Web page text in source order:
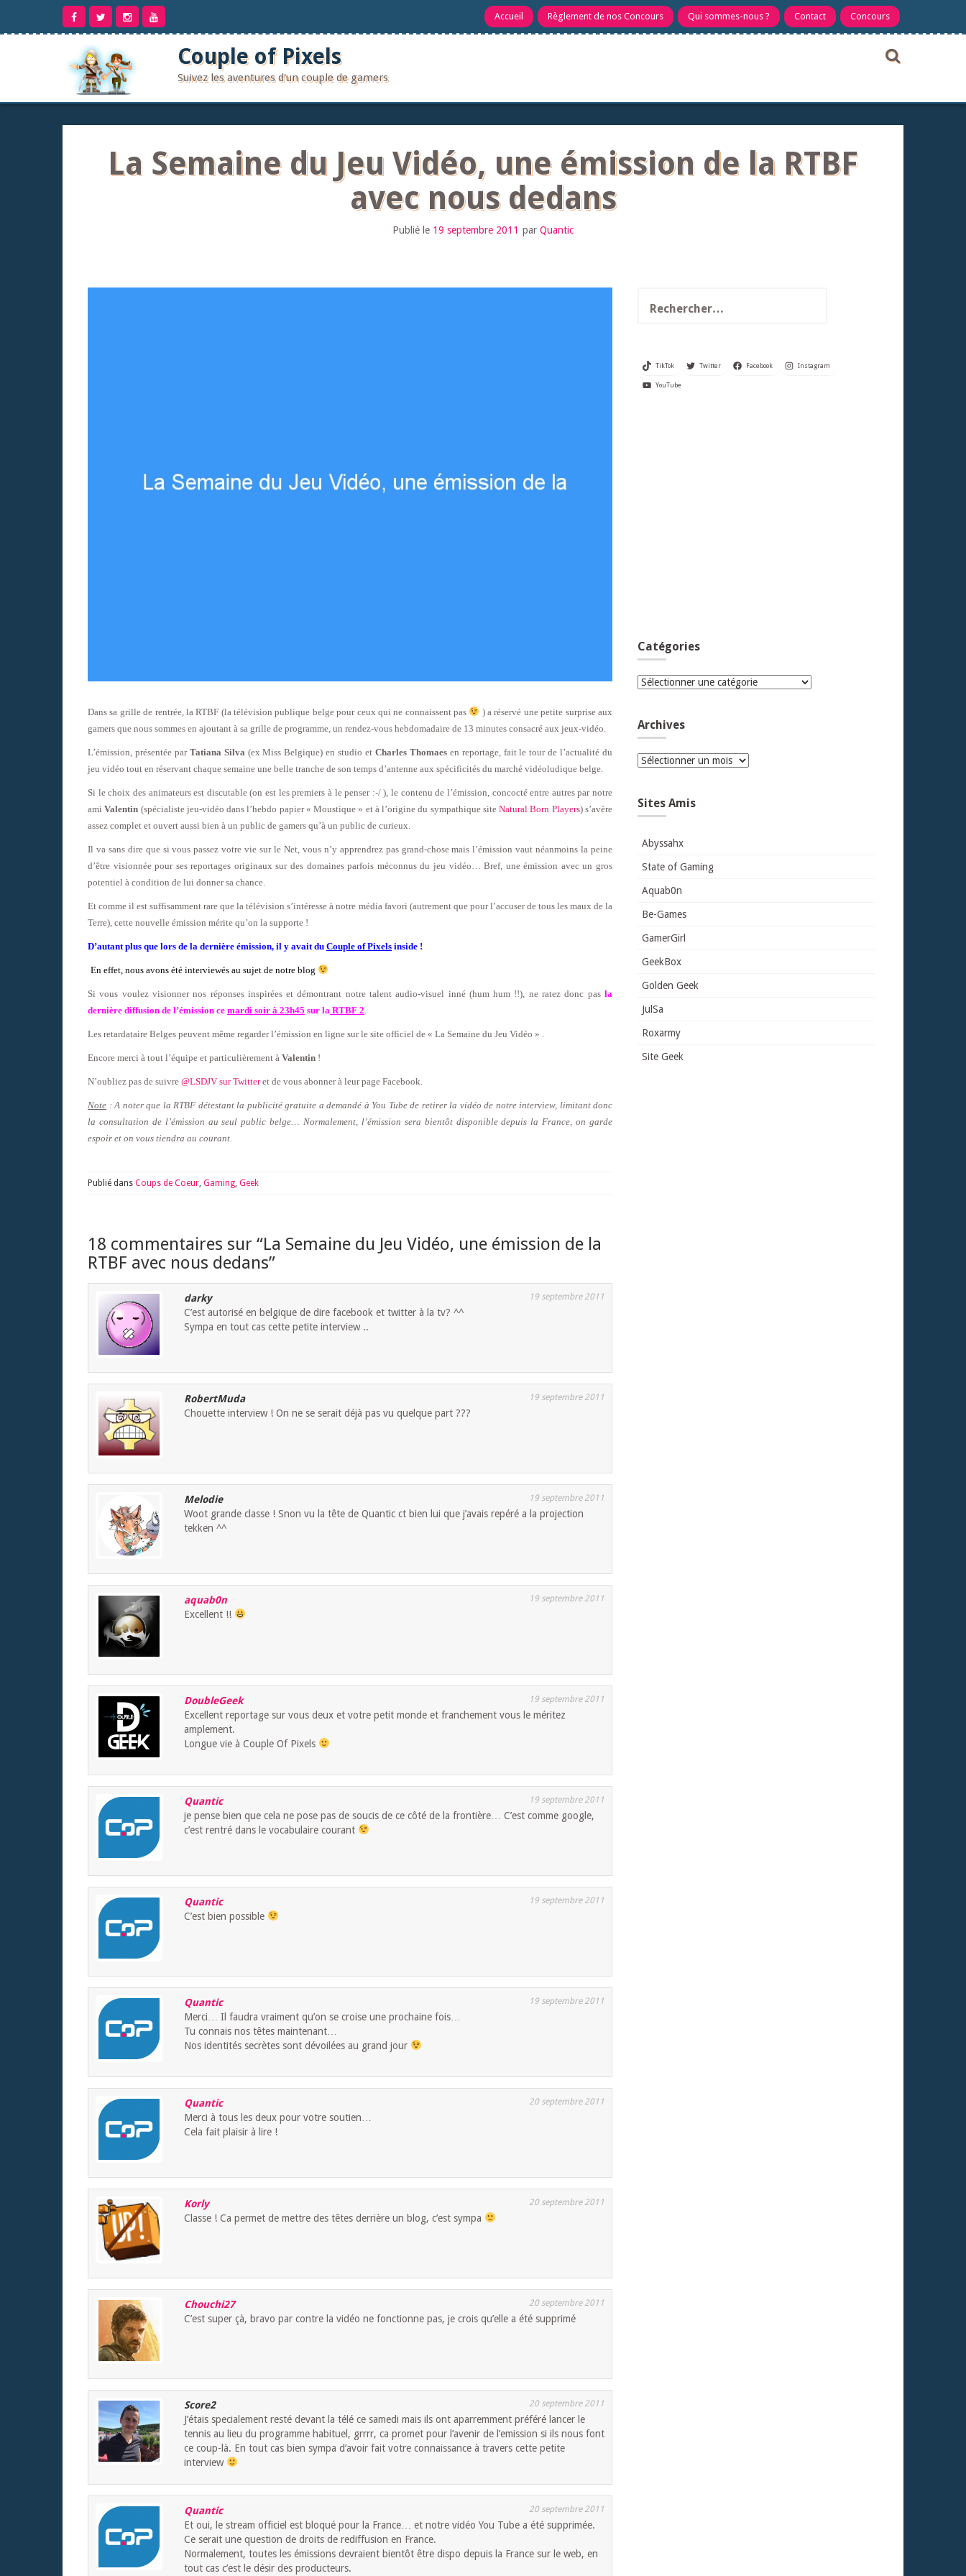
contenu
Accueil Règlement de nos Concours Qui sommes-nous ? Contact Concours
Couple of Pixels
Suivez les aventures d'un couple de gamers
La Semaine du Jeu Vidéo, une émission de la RTBF
avec nous dedans
Publié le 19 septembre 2011 par Quantic
Dans sa grille de rentrée, la RTBF (la télévision publique belge pour ceux qui ne connaissent pas
) a réservé une petite surprise aux
gamers que nous sommes en ajoutant à sa grille de programme, un rendez-vous hebdomadaire de 13 minutes consacré aux jeux-vidéo.
L’émission, présentée par Tatiana Silva (ex Miss Belgique) en studio et Charles Thomaesen reportage, fait le tour de l’actualité du
jeu vidéo tout en réservant chaque semaine une belle tranche de son temps d’antenne aux spécificités du marché vidéoludique belge.
Si le choix des animateurs est discutable (on est les premiers à le penser :-/ ), le contenu de l’émission, concocté entre autres par notre
amiValentin (spécialiste jeu-vidéo dans l’hebdo papier « Moustique » et à l’origine du sympathique siteNatural Born Players) s’avère
assez complet et ouvert aussi bien à un public de gamers qu’à un public de curieux.
Il va sans dire que si vous passez votre vie sur le Net, vous n’y apprendrez pas grand-chose mais l’émission vaut néanmoins la peine
d’être visionnée pour ses reportages originaux sur des domaines parfois méconnus du jeu vidéo… Bref, une émission avec un gros
potentiel à condition de lui donner sa chance.
Et comme il est suffisamment rare que la télévision s’intéresse à notre média favori (autrement que pour l’accuser de tous les maux de la
Terre), cette nouvelle émission mérite qu’on la supporte !
D’autant plus que lors de la dernière émission, il y avait du Couple of Pixels inside !
En effet, nous avons été interviewés au sujet de notre blog
Si vous voulez visionner nos réponses inspirées et démontrant notre talent audio-visuel inné (hum hum !!), ne ratez donc pas la
dernière diffusion de l’émission ce mardi soir à 23h45 sur la RTBF 2
Les retardataire Belges peuvent même regarder l’émission en ligne sur le site officiel de « La Semaine du Jeu Vidéo » .
Encore merci à tout l’équipe et particulièrement à Valentin !
N’oubliez pas de suivre @LSDJV sur Twitteret de vous abonner à leur page Facebook.
Note : A noter que la RTBF détestant la publicité gratuite a demandé à You Tube de retirer la vidéo de notre interview, limitant donc
la consultation de l’émission au seul public belge… Normalement, l’émission sera bientôt disponible depuis la France, on garde
espoir et on vous tiendra au courant.
Publié dans Coups de Coeur Gaming Geek
18 commentaires sur “La Semaine du Jeu Vidéo, une émission de la
RTBF avec nous dedans”
darky 19 septembre 2011
C’est autorisé en belgique de dire facebook et twitter à la tv? ^^
Sympa en tout cas cette petite interview ..
RobertMuda 19 septembre 2011
Chouette interview ! On ne se serait déjà pas vu quelque part ???
Melodie 19 septembre 2011
Woot grande classe ! Snon vu la tête de Quantic ct bien lui que j’avais repéré a la projection
tekken ^^
aquab0n 19 septembre 2011
Excellent !!
DoubleGeek 19 septembre 2011
Excellent reportage sur vous deux et votre petit monde et franchement vous le méritez
amplement.
Longue vie à Couple Of Pixels
Quantic 19 septembre 2011
je pense bien que cela ne pose pas de soucis de ce côté de la frontière… C’est comme google,
c’est rentré dans le vocabulaire courant
Quantic 19 septembre 2011
C’est bien possible
Quantic 19 septembre 2011
Merci… Il faudra vraiment qu’on se croise une prochaine fois…
Tu connais nos têtes maintenant…
Nos identités secrètes sont dévoilées au grand jour
Quantic 20 septembre 2011
Merci à tous les deux pour votre soutien…
Cela fait plaisir à lire !
Korly 20 septembre 2011
Classe ! Ca permet de mettre des têtes derrière un blog, c’est sympa
Chouchi27 20 septembre 2011
C’est super çà, bravo par contre la vidéo ne fonctionne pas, je crois qu’elle a été supprimé
Score2 20 septembre 2011
J’étais specialement resté devant la télé ce samedi mais ils ont aparremment préféré lancer le
tennis au lieu du programme habituel, grrrr, ca promet pour l’avenir de l’emission si ils nous font
ce coup-là. En tout cas bien sympa d’avoir fait votre connaissance à travers cette petite
interview
Quantic 20 septembre 2011
Et oui, le stream officiel est bloqué pour la France… et notre vidéo You Tube a été supprimée.
Ce serait une question de droits de rediffusion en France.
Normalement, toutes les émissions devraient bientôt être dispo depuis la France sur le web, en
tout cas c’est le désir des producteurs.
TikTok Twitter Facebook Instagram
YouTube
Catégories
Catégories
Archives
Archives
Sites Amis
Abyssahx
State of Gaming
Aquab0n
Be-Games
GamerGirl
GeekBox
Golden Geek
JulSa
Roxarmy
Site Geek